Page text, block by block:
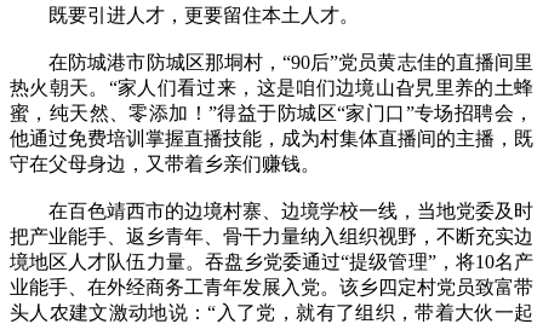
既要引进人才，更要留住本土人才。
在防城港市防城区那垌村，“90后”党员黄志佳的直播间里
热火朝天。“家人们看过来，这是咱们边境山旮旯里养的土蜂
蜜，纯天然、零添加！”得益于防城区“家门口”专场招聘会，
他通过免费培训掌握直播技能，成为村集体直播间的主播，既
守在父母身边，又带着乡亲们赚钱。
在百色靖西市的边境村寨、边境学校一线，当地党委及时
把产业能手、返乡青年、骨干力量纳入组织视野，不断充实边
境地区人才队伍力量。吞盘乡党委通过“提级管理”，将10名产
业能手、在外经商务工青年发展入党。该乡四定村党员致富带
头人农建文激动地说：“入了党，就有了组织，带着大伙一起